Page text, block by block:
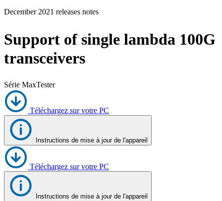
Solutions
Services
Acheter
Ressources
nous
Register
Corporate
Careers
Partners
Suppliers
December 2021 releases notes
Support of single lambda 100G
transceivers
Série MaxTester
Téléchargez sur votre PC
Instructions de mise à jour de l'appareil
Téléchargez sur votre PC
Instructions de mise à jour de l'appareil